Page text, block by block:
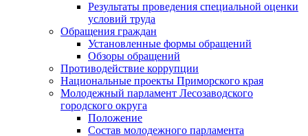
Результаты проведения специальной оценки
условий труда
Обращения граждан
Установленные формы обращений
Обзоры обращений
Противодействие коррупции
Национальные проекты Приморского края
Молодежный парламент Лесозаводского
городского округа
Положение
Состав молодежного парламента